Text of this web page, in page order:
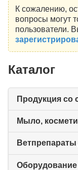
К сожалению,
вопросы могут
пользователи.
Каталог
Продукция со
Ветпрепараты
Оборудование